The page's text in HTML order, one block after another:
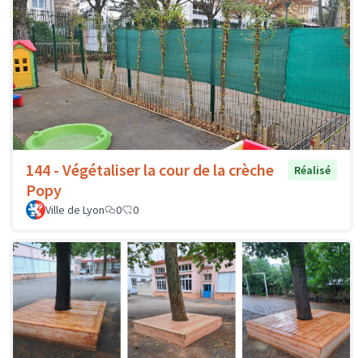
144 - Végétaliser la cour de la crèche
Popy
Réalisé
Ville de Lyon 0 0